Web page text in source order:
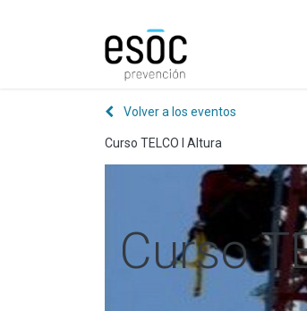
Volver a los eventos
Curso TELCO I Altura
Curso